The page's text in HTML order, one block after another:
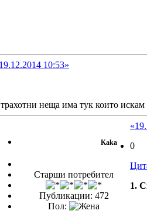
10:53»
неща има тук които искам
Kaka
Старши потребител
Публикации: 472
Пол:
0
1.